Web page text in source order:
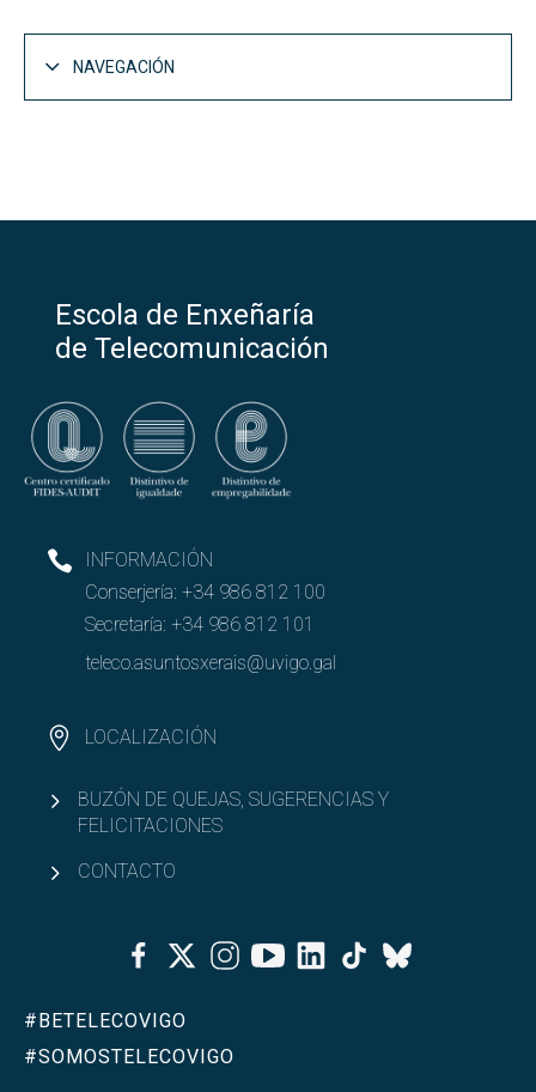
NAVEGACIÓN
Escola de Enxeñaría
de Telecomunicación
INFORMACIÓN
Conserjería: +34 986 812 100
Secretaría: +34 986 812 101
teleco.asuntosxerais@uvigo.gal
LOCALIZACIÓN
BUZÓN DE QUEJAS, SUGERENCIAS Y
FELICITACIONES
CONTACTO
FacebookTwitterInstagramYoutubeLinkedinTiktok
Bluesky
#BETELECOVIGO
#SOMOSTELECOVIGO